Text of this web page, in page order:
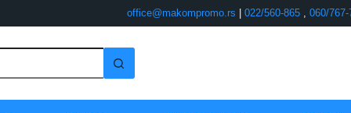
office@makompromo.rs 022/560-865, 060/767-